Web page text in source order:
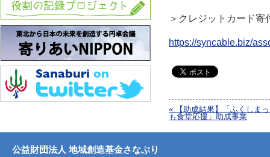
＞クレジットカード寄
https://syncable.biz/
« 【助成結果】「ふくしま
も食堂応援」助成事業
公益財団法人 地域創造基金さなぶり